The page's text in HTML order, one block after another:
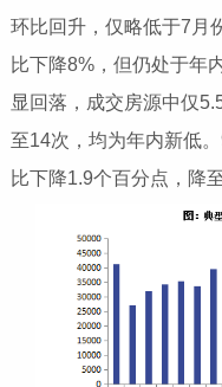
环比回升，仅略低于7月
比下降8%，但仍处于年
显回落，成交房源中仅
至14次，均为年内新低
比下降1.9个百分点，降